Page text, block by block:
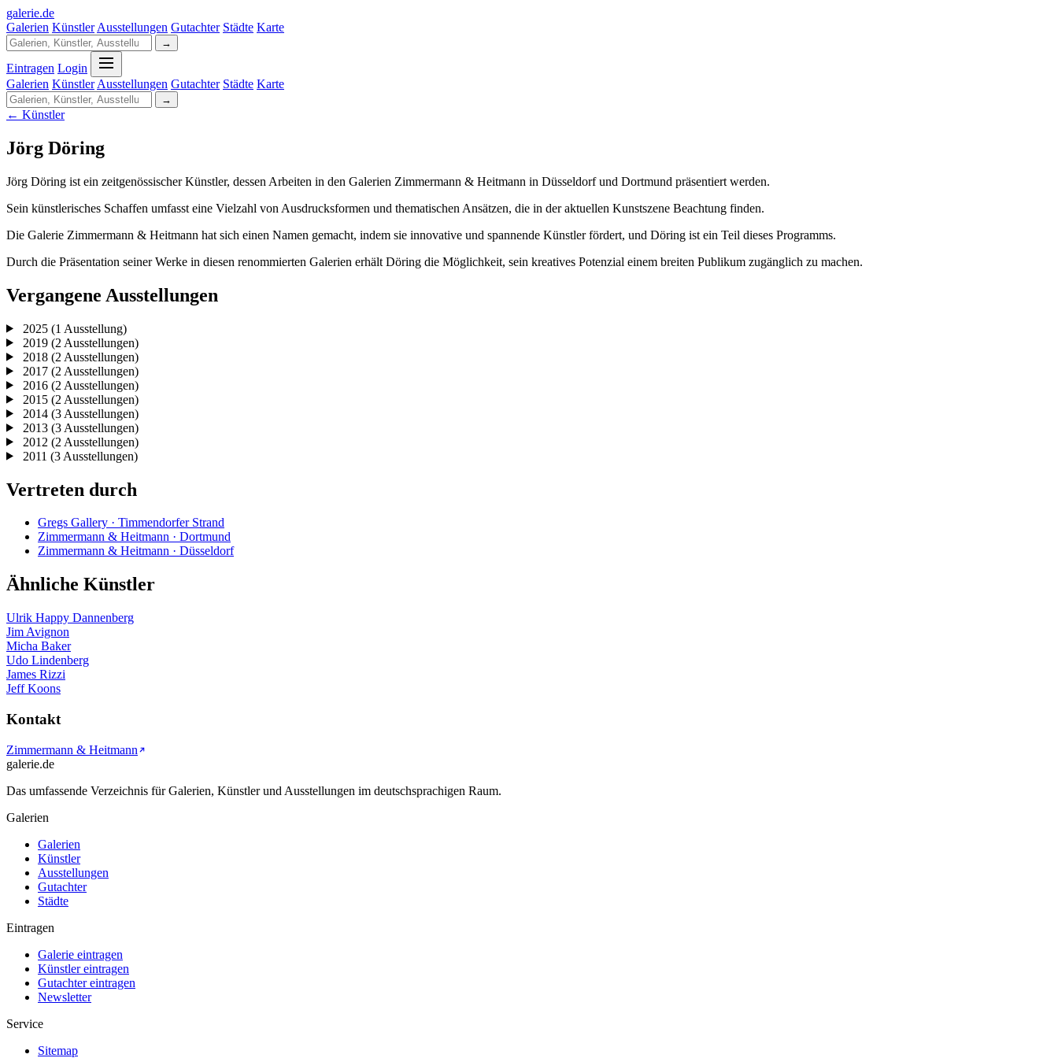
galerie.de
Galerien Künstler Ausstellungen Gutachter Städte Karte
→
Eintragen Login
Galerien Künstler Ausstellungen Gutachter Städte Karte
→
← Künstler
Jörg Döring
Jörg Döring ist ein zeitgenössischer Künstler, dessen Arbeiten in den Galerien Zimmermann & Heitmann in Düsseldorf und Dortmund präsentiert werden.
Sein künstlerisches Schaffen umfasst eine Vielzahl von Ausdrucksformen und thematischen Ansätzen, die in der aktuellen Kunstszene Beachtung finden.
Die Galerie Zimmermann & Heitmann hat sich einen Namen gemacht, indem sie innovative und spannende Künstler fördert, und Döring ist ein Teil dieses Programms.
Durch die Präsentation seiner Werke in diesen renommierten Galerien erhält Döring die Möglichkeit, sein kreatives Potenzial einem breiten Publikum zugänglich zu machen.
Vergangene Ausstellungen
2025 (1 Ausstellung)
2019 (2 Ausstellungen)
2018 (2 Ausstellungen)
2017 (2 Ausstellungen)
2016 (2 Ausstellungen)
2015 (2 Ausstellungen)
2014 (3 Ausstellungen)
2013 (3 Ausstellungen)
2012 (2 Ausstellungen)
2011 (3 Ausstellungen)
Vertreten durch
Gregs Gallery · Timmendorfer Strand
Zimmermann & Heitmann · Dortmund
Zimmermann & Heitmann · Düsseldorf
Ähnliche Künstler
Ulrik Happy Dannenberg
Jim Avignon
Micha Baker
Udo Lindenberg
James Rizzi
Jeff Koons
Kontakt
Zimmermann & Heitmann
galerie.de
Das umfassende Verzeichnis für Galerien, Künstler und Ausstellungen im deutschsprachigen Raum.
Galerien
Galerien
Künstler
Ausstellungen
Gutachter
Städte
Eintragen
Galerie eintragen
Künstler eintragen
Gutachter eintragen
Newsletter
Service
Sitemap